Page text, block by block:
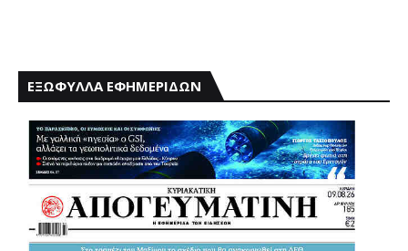
ΕΞΩΦΥΛΛΑ ΕΦΗΜΕΡΙΔΩΝ